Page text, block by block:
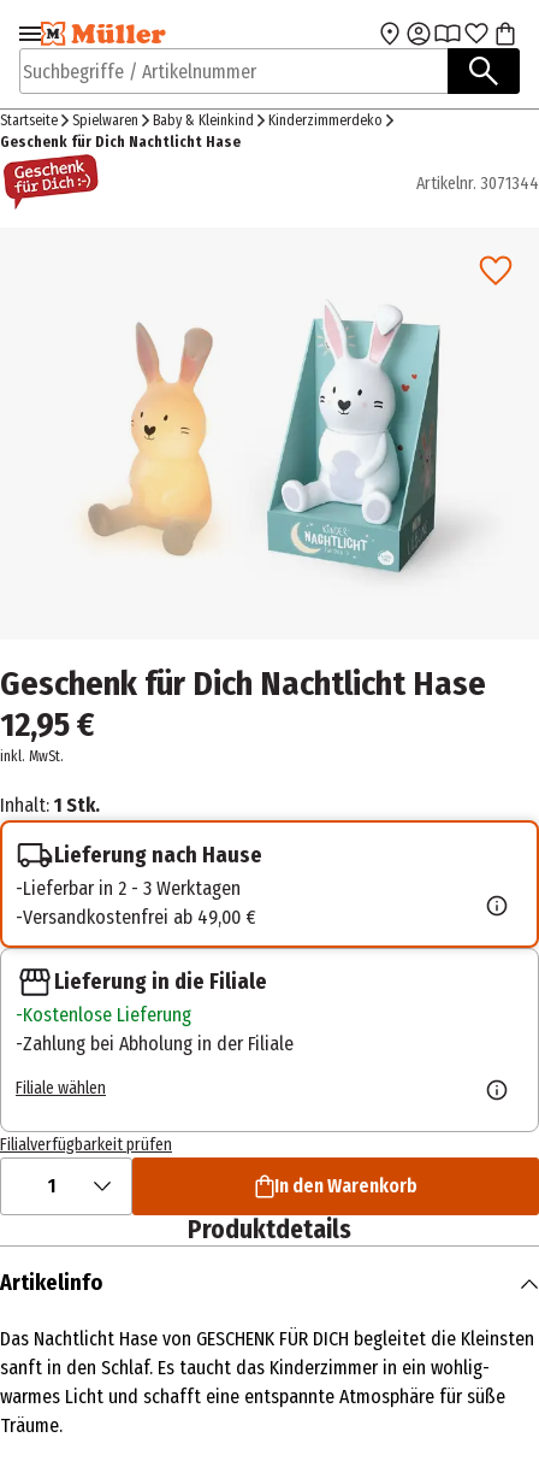
Zur Navigation
springen
Zum Hauptinhalt
Suchbegriffe / Artikelnummer
Startseite Spielwaren Baby & Kleinkind
Kinderzimmerdeko
Geschenk für Dich Nachtlicht Hase
Artikelnr. 3071344
Geschenk für Dich Nachtlicht Hase
12,95 €
inkl. MwSt.
Inhalt: 1 Stk.
Lieferung nach Hause
Lieferbar in 2 - 3 Werktagen
Versandkostenfrei ab 49,00 €
Lieferung in die Filiale
Kostenlose Lieferung
Zahlung bei Abholung in der Filiale
Filiale wählen
Filialverfügbarkeit prüfen
1 In den Warenkorb
Produktdetails
Artikelinfo
Das Nachtlicht Hase von GESCHENK FÜR DICH begleitet die Kleinsten
sanft in den Schlaf. Es taucht das Kinderzimmer in ein wohlig-
warmes Licht und schafft eine entspannte Atmosphäre für süße
Träume.